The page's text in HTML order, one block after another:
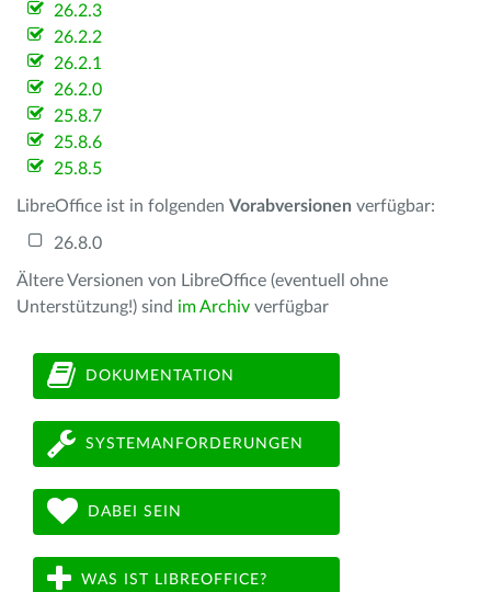
26.2.3
26.2.2
26.2.1
26.2.0
25.8.7
25.8.6
25.8.5
LibreOffice ist in folgenden Vorabversionen verfügbar:
26.8.0
Ältere Versionen von LibreOffice (eventuell ohne
Unterstützung!) sind im Archiv verfügbar
DOKUMENTATION
SYSTEMANFORDERUNGEN
DABEI SEIN
WAS IST LIBREOFFICE?